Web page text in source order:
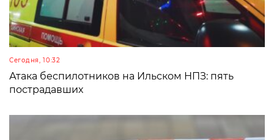
Сегодня, 10:32
Атака беспилотников на Ильском НПЗ: пять
пострадавших